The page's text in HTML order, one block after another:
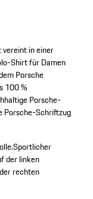
vereint in einer
Shirt für Damen
Porsche
100 %
Porsche-
Porsche-Schriftzug
Sportlicher
der linken
rechten